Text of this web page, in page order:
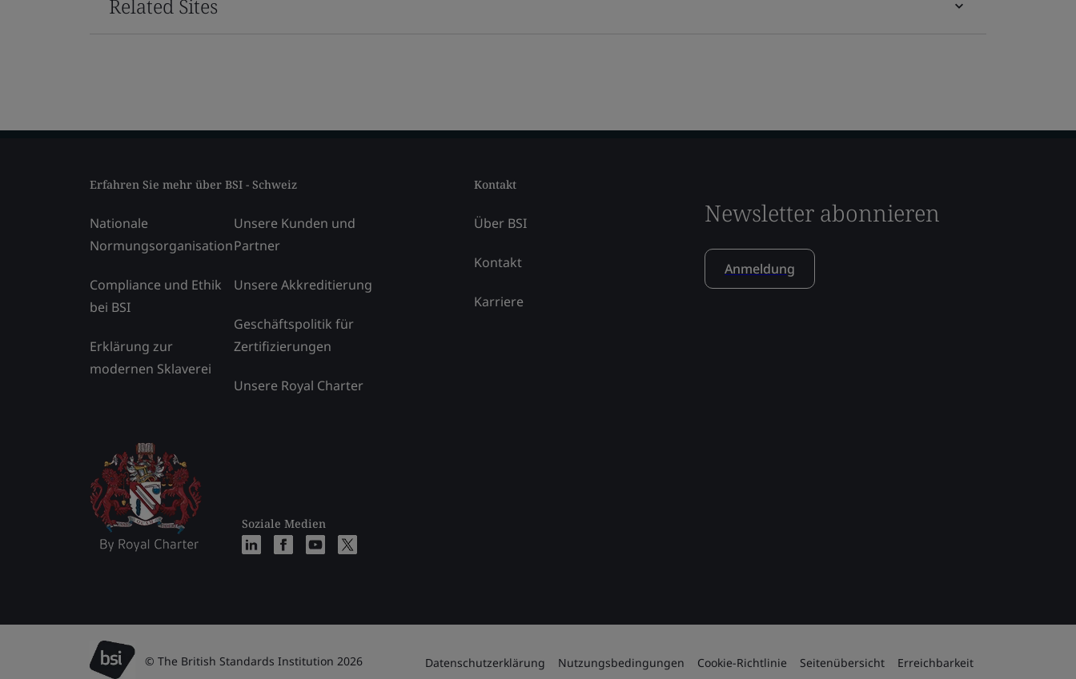
Related Sites
Erfahren Sie mehr über BSI - Schweiz
Nationale
Normungsorganisation
Compliance und Ethik
bei BSI
Erklärung zur
modernen Sklaverei
Unsere Kunden und
Partner
Unsere Akkreditierung
Geschäftspolitik für
Zertifizierungen
Unsere Royal Charter
Soziale Medien
Kontakt
Über BSI
Kontakt
Karriere
Newsletter abonnieren
Anmeldung
© The British Standards Institution 2026 Datenschutzerklärung Nutzungsbedingungen Cookie-Richtlinie Seitenübersicht Erreichbarkeit